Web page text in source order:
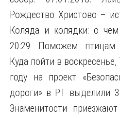
Рождество Христово –
Коляда и колядки: о
20:29 Поможем птицам
Куда пойти в
году на проект
дороги» в РТ выделили
Знаменитости